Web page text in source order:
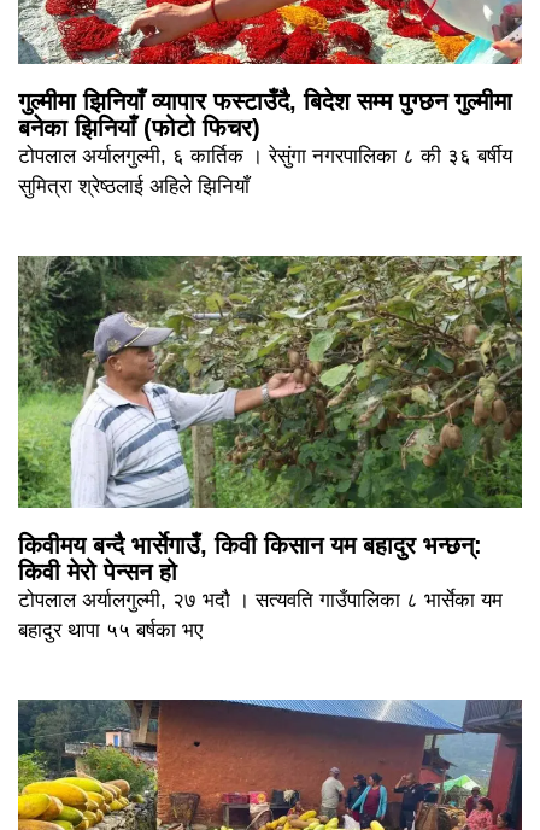
गुल्मीमा झिनियाँ व्यापार फस्टाउँदै, बिदेश सम्म पुग्छन गुल्मीमा
बनेका झिनियाँ (फोटो फिचर)
टोपलाल अर्यालगुल्मी, ६ कार्तिक । रेसुंगा नगरपालिका ८ की ३६ बर्षीय
सुमित्रा श्रेष्ठलाई अहिले झिनियाँ
किवीमय बन्दै भार्सेगाउँ, किवी किसान यम बहादुर भन्छन्:
किवी मेरो पेन्सन हो
टोपलाल अर्यालगुल्मी, २७ भदौ । सत्यवति गाउँपालिका ८ भार्सेका यम
बहादुर थापा ५५ बर्षका भए